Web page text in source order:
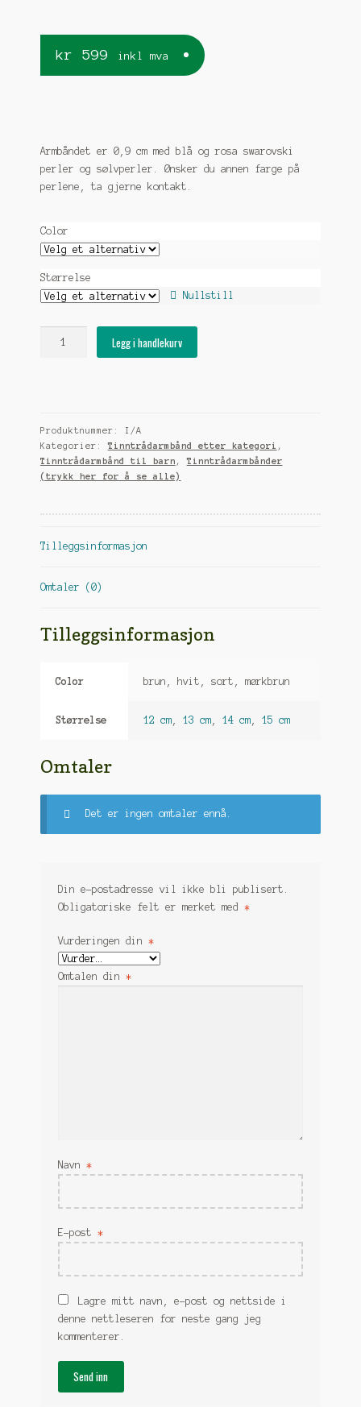
kr 599 inkl mva
Armbåndet er 0,9 cm med blå og rosa swarovski
perler og sølvperler. Ønsker du annen farge på
perlene, ta gjerne kontakt.
Color
Størrelse
Nullstill
Legg i handlekurv
Produktnummer:
I/A
Kategorier:Tinntrådarmbånd etter kategori ,
Tinntrådarmbånd til barn ,Tinntrådarmbånder
(trykk her for å se alle)
Tilleggsinformasjon
Omtaler (0)
Tilleggsinformasjon
Color brun, hvit, sort, mørkbrun
Størrelse 12 cm 13 cm 14 cm 15 cm
Omtaler
Det er ingen omtaler ennå.
Din e-postadresse vil ikke bli publisert.
Obligatoriske felt er merket med *
Vurderingen din *
Omtalen din *
Navn *
E-post *
Lagre mitt navn, e-post og nettside i
denne nettleseren for neste gang jeg
kommenterer.